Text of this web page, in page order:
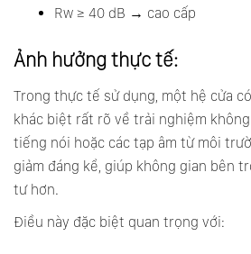
Rw ≥ 40 dB → cao cấp
Ảnh hưởng thực tế:
Trong thực tế sử dụng, một hệ cửa
khác biệt rất rõ về trải nghiệm
tiếng nói hoặc các tạp âm từ môi
giảm đáng kể, giúp không gian bên
tư hơn.
Điều này đặc biệt quan trọng với: